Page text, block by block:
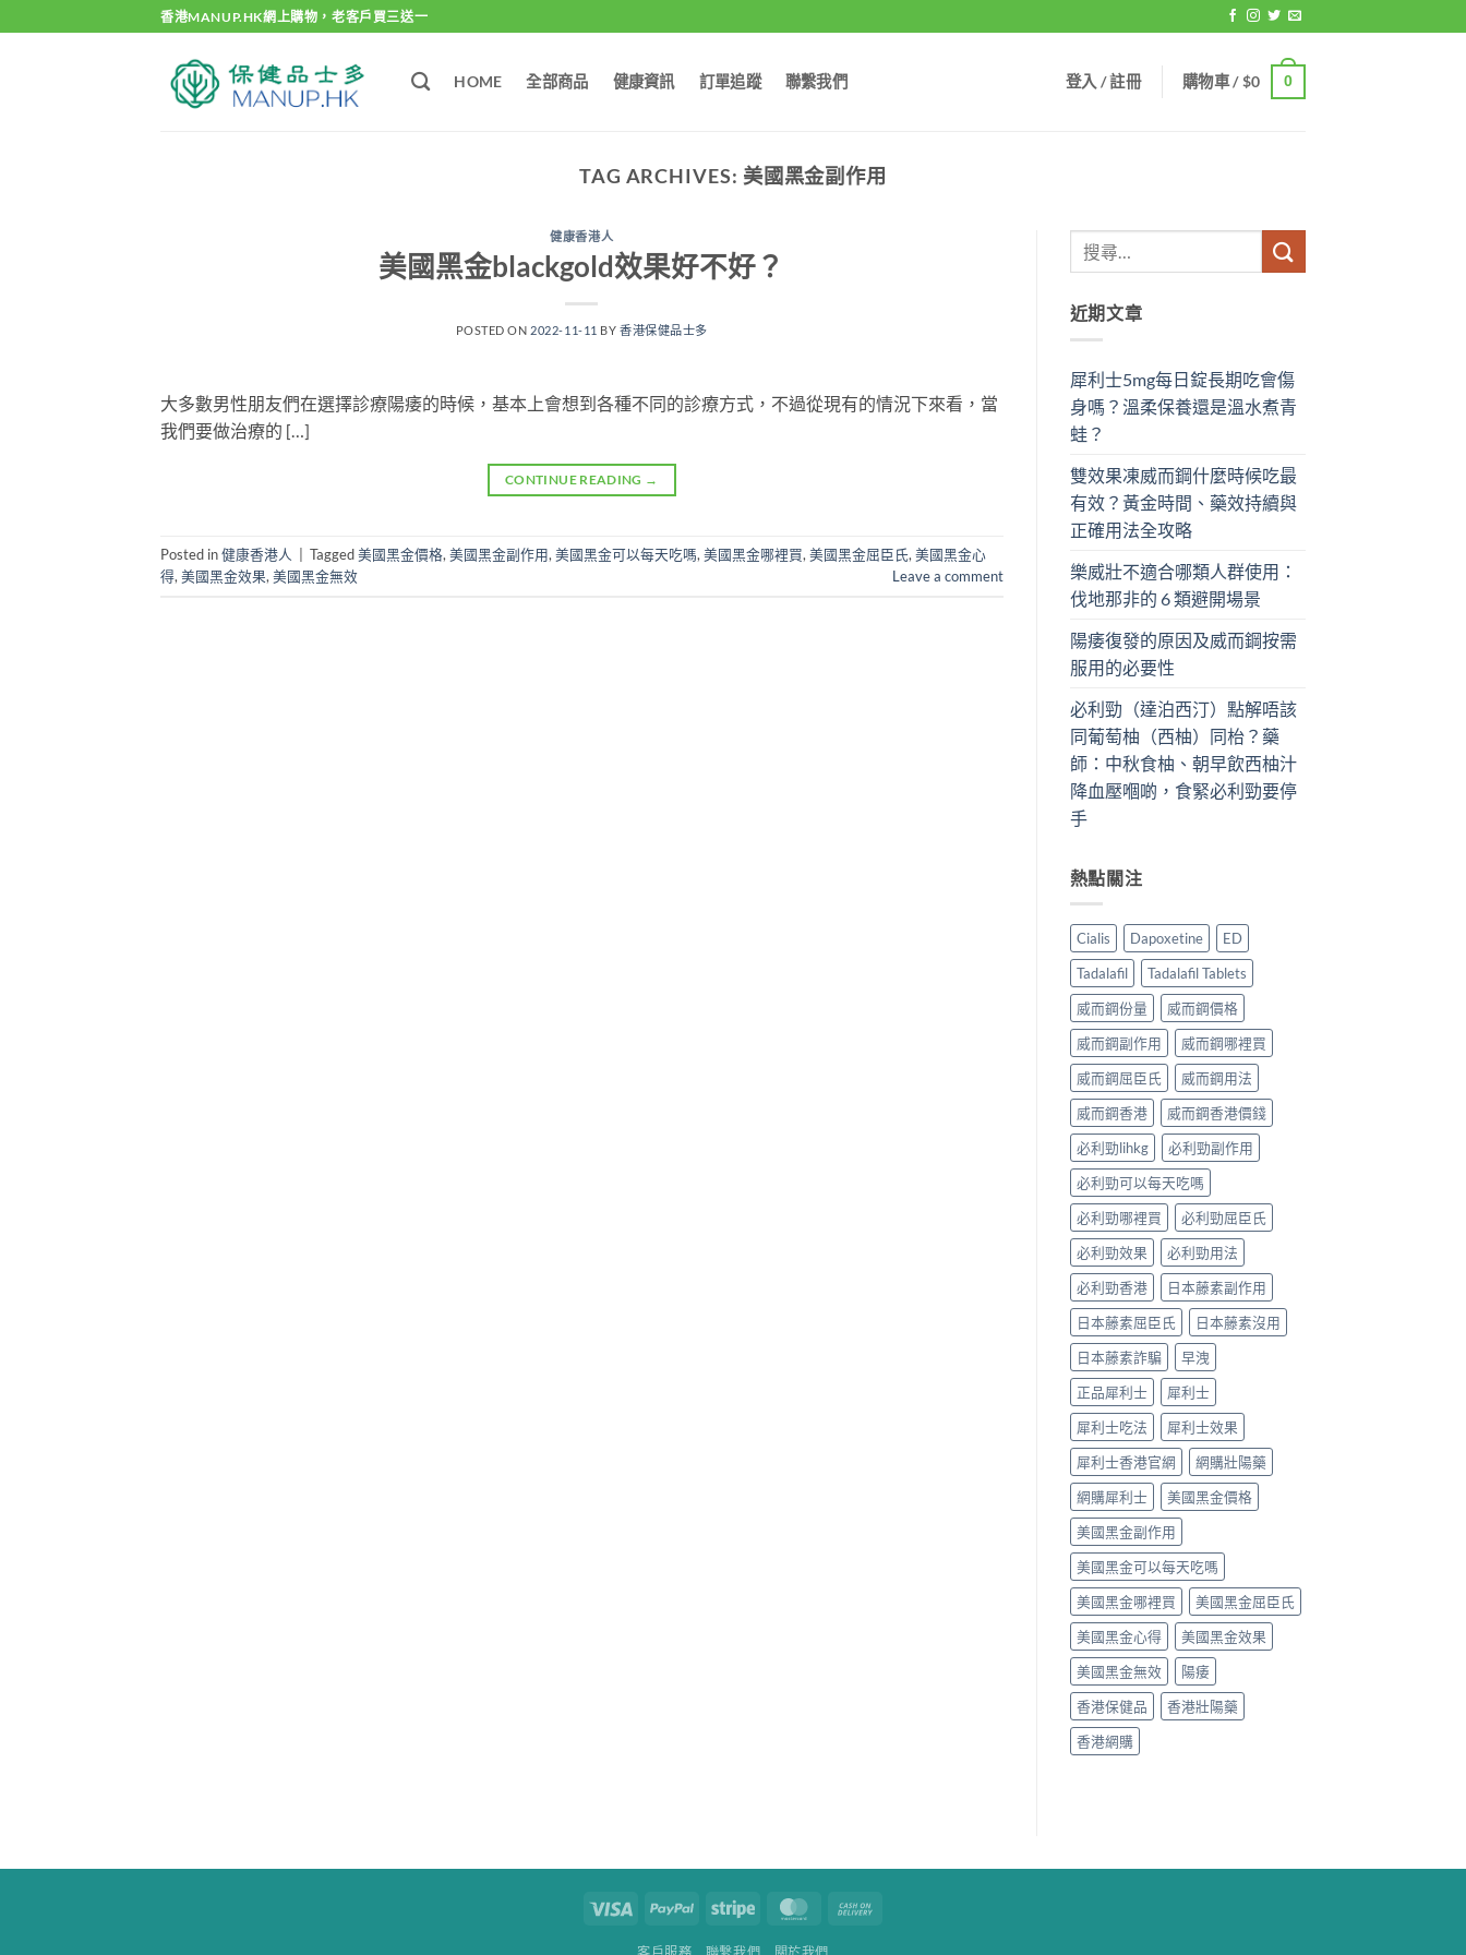
to
香港MANUP.HK網上購物，老客戶買三送一
HOME 全部商品 健康資訊 訂單追蹤 聯繫我們 登入 / 註冊 購物車 /$0 0
TAG ARCHIVES: 美國黑金副作用
健康香港人
美國黑金blackgold效果好不好？
POSTED ON 2022-11-11 BY香港保健品士多
大多數男性朋友們在選擇診療陽痿的時候，基本上會想到各種不同的診療方式，不過從現有的情況下來看，當
我們要做治療的 […]
CONTINUE READING →
Posted in健康香港人 Tagged美國黑金價格, 美國黑金副作用, 美國黑金可以每天吃嗎, 美國黑金哪裡買, 美國黑金屈臣氏, 美國黑金心
得, 美國黑金效果, 美國黑金無效 Leave a comment
近期文章
犀利士5mg每日錠長期吃會傷
身嗎？溫柔保養還是溫水煮青
蛙？
雙效果凍威而鋼什麼時候吃最
有效？黃金時間、藥效持續與
正確用法全攻略
樂威壯不適合哪類人群使用：
伐地那非的 6 類避開場景
陽痿復發的原因及威而鋼按需
服用的必要性
必利勁（達泊西汀）點解唔該
同葡萄柚（西柚）同枱？藥
師：中秋食柚、朝早飲西柚汁
降血壓嗰啲，食緊必利勁要停
手
熱點關注
Cialis Dapoxetine
ED
Tadalafil
Tadalafil Tablets
威而鋼份量
威而鋼價格
威而鋼副作用
威而鋼哪裡買
威而鋼屈臣氏
威而鋼用法
威而鋼香港
威而鋼香港價錢
必利勁lihkg
必利勁副作用
必利勁可以每天吃嗎
必利勁哪裡買
必利勁屈臣氏
必利勁效果
必利勁用法
必利勁香港
日本藤素副作用
日本藤素屈臣氏
日本藤素沒用
日本藤素詐騙
早洩
正品犀利士
犀利士
犀利士吃法
犀利士效果
犀利士香港官網
網購壯陽藥
網購犀利士
美國黑金價格
美國黑金副作用
美國黑金可以每天吃嗎
美國黑金哪裡買
美國黑金屈臣氏
美國黑金心得
美國黑金效果
美國黑金無效
陽痿
香港保健品
香港壯陽藥
香港網購
Visa PayPal Stripe MasterCard